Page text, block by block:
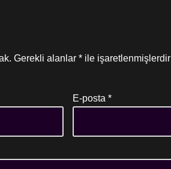
Gerekli alanlar * ile işaretlenmişlerdir
E-posta*